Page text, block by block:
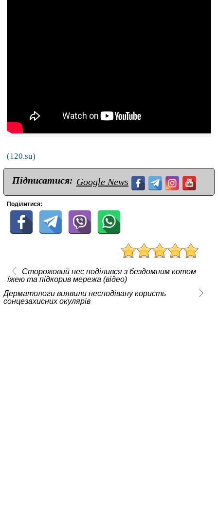
(120.su)
Підписатися: Google News
Поділитися:
Сторожовий пес поділився з бездомним котом
їжею та підкорив мережа (відео)
Дерматологи виявили несподівану користь
сонцезахисних окулярів